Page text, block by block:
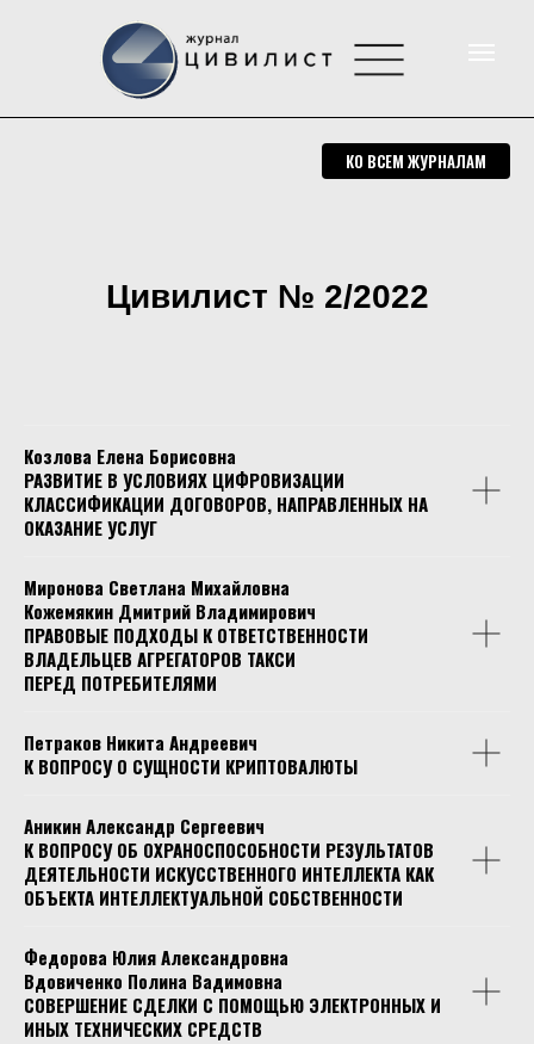
КО ВСЕМ ЖУРНАЛАМ
Цивилист № 2/2022
Козлова Елена Борисовна
РАЗВИТИЕ В УСЛОВИЯХ ЦИФРОВИЗАЦИИ
КЛАССИФИКАЦИИ ДОГОВОРОВ, НАПРАВЛЕННЫХ НА
ОКАЗАНИЕ УСЛУГ
Миронова Светлана Михайловна
Кожемякин Дмитрий Владимирович
ПРАВОВЫЕ ПОДХОДЫ К ОТВЕТСТВЕННОСТИ
ВЛАДЕЛЬЦЕВ АГРЕГАТОРОВ ТАКСИ
ПЕРЕД ПОТРЕБИТЕЛЯМИ
Петраков Никита Андреевич
К ВОПРОСУ О СУЩНОСТИ КРИПТОВАЛЮТЫ
Аникин Александр Сергеевич
К ВОПРОСУ ОБ ОХРАНОСПОСОБНОСТИ РЕЗУЛЬТАТОВ
ДЕЯТЕЛЬНОСТИ ИСКУССТВЕННОГО ИНТЕЛЛЕКТА КАК
ОБЪЕКТА ИНТЕЛЛЕКТУАЛЬНОЙ СОБСТВЕННОСТИ
Федорова Юлия Александровна
Вдовиченко Полина Вадимовна
СОВЕРШЕНИЕ СДЕЛКИ С ПОМОЩЬЮ ЭЛЕКТРОННЫХ И
ИНЫХ ТЕХНИЧЕСКИХ СРЕДСТВ